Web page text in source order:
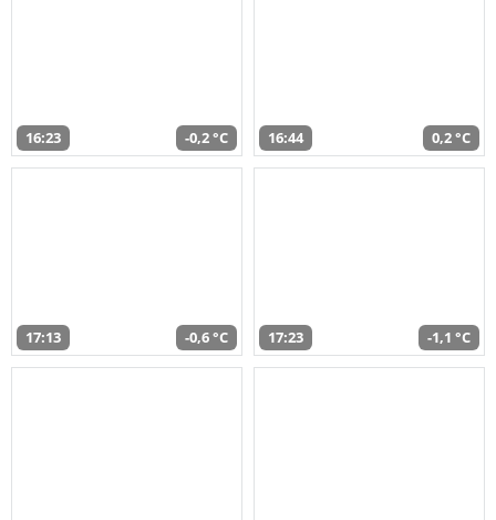
16:23 -0,2 °C 16:44 0,2 °C
17:13 -0,6 °C 17:23 -1,1 °C